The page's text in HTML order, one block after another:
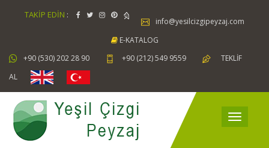
TAKİP EDİN :
info@yesilcizgipeyzaj.com
E-KATALOG
+90 (530) 202 28 90
+90 (212) 549 9559
TEKLİF
AL